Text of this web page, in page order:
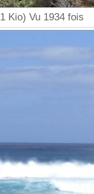
Kio) Vu 1934 fois